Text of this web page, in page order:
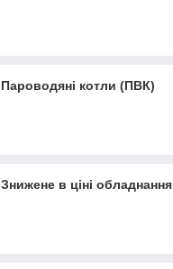
Пароводяні котли (ПВК)
Знижене в ціні обладнання